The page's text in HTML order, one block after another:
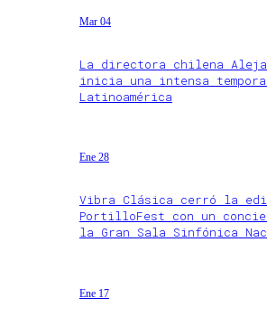
Mar 04
La directora chilena
inicia una intensa
Latinoamérica
Ene 28
Vibra Clásica cerró la
PortilloFest con un
la Gran Sala Sinfónica
Ene 17